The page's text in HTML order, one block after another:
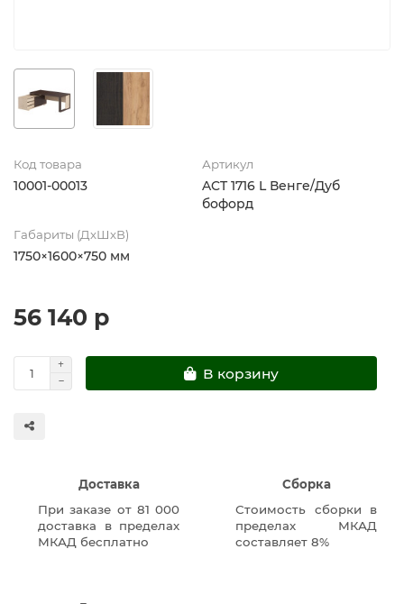
Код товара
10001-00013
Артикул
ACT 1716 L Венге/Дуб
бофорд
Габариты (ДхШхВ)
1750×1600×750 мм
56 140 р
В корзину
Доставка
При заказе от 81 000
доставка в пределах
МКАД бесплатно
Сборка
Стоимость сборки в
пределах МКАД
составляет 8%